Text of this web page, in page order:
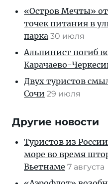
«Остров Мечты»
точек питания в
парка 30 июля
Альпинист погиб
Карачаево-
Двух туристов
Сочи 29 июля
Другие новости
Туристов из
море во время
Вьетнаме 7 августа